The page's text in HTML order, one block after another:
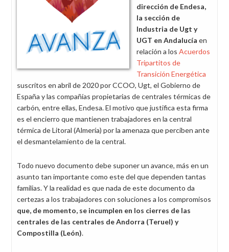
dirección de Endesa,
la sección de
Industria de Ugt y
UGT en Andalucía en
relación a los Acuerdos
Tripartitos de
Transición Energética
suscritos en abril de 2020 por CCOO, Ugt, el Gobierno de
España y las compañías propietarias de centrales térmicas de
carbón, entre ellas, Endesa. El motivo que justifica esta firma
es el encierro que mantienen trabajadores en la central
térmica de Litoral (Almería) por la amenaza que perciben ante
el desmantelamiento de la central.
Todo nuevo documento debe suponer un avance, más en un
asunto tan importante como este del que dependen tantas
familias. Y la realidad es que nada de este documento da
certezas a los trabajadores con soluciones a los compromisos
que, de momento, se incumplen en los cierres de las
centrales de las centrales de Andorra (Teruel) y
Compostilla (León).